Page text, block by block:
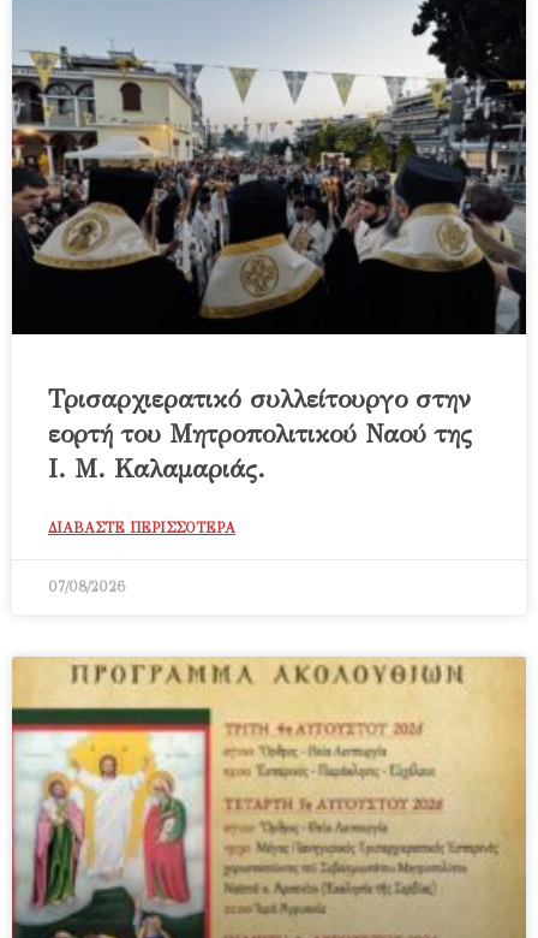
Τρισαρχιερατικό συλλείτουργο στην
εορτή του Μητροπολιτικού Ναού της
Ι. Μ. Καλαμαριάς.
ΔΙΑΒΑΣΤΕ ΠΕΡΙΣΣΟΤΕΡΑ
07/08/2026